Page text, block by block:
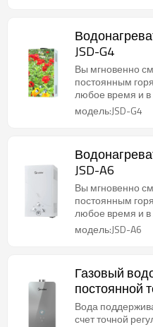
JSD-G4
Вы мгновенно
постоянным
любое время и
модель:JSD-G4
JSD-A6
Вы мгновенно
постоянным
любое время и
модель:JSD-A6
Газовый
постоянной
Вода
счет точной